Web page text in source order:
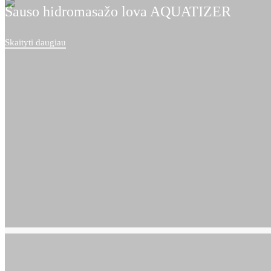
Sauso hidromasažo lova AQUATIZER
Skaityti daugiau